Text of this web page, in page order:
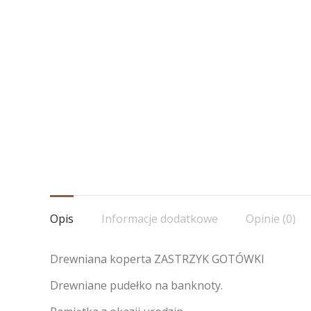
Opis
Informacje dodatkowe Opinie (0)
Drewniana koperta ZASTRZYK GOTÓWKI
Drewniane pudełko na banknoty.